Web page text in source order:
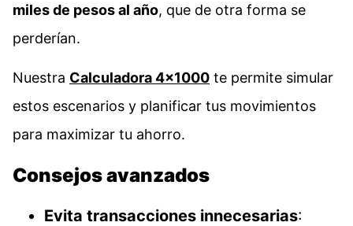
miles de pesos al año, que de otra forma se
perderían.
Nuestra Calculadora 4×1000 te permite simular
estos escenarios y planificar tus movimientos
para maximizar tu ahorro.
Consejos avanzados
Evita transacciones innecesarias: